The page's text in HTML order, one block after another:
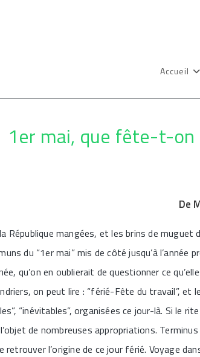
Accueil
1er mai, que fête-t-on
De
République mangées, et les brins de muguet
du “1er mai” mis de côté jusqu’à l’année
qu’on en oublierait de questionner ce
on peut lire : “férié-Fête du travail”, et
“inévitables”, organisées ce jour-là. Si le
de nombreuses appropriations. Terminus
l’origine de ce jour férié. Voyage